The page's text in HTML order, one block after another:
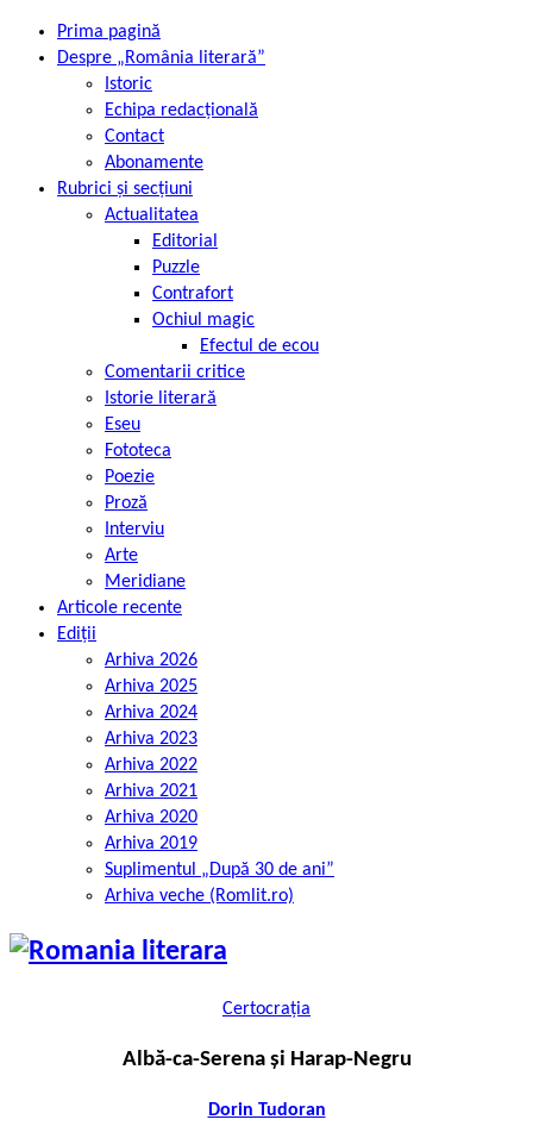
Prima pagină
Despre „România literară”
Istoric
Echipa redacțională
Contact
Abonamente
Rubrici și secțiuni
Actualitatea
Editorial
Puzzle
Contrafort
Ochiul magic
Efectul de ecou
Comentarii critice
Istorie literară
Eseu
Fototeca
Poezie
Proză
Interviu
Arte
Meridiane
Articole recente
Ediții
Arhiva 2026
Arhiva 2025
Arhiva 2024
Arhiva 2023
Arhiva 2022
Arhiva 2021
Arhiva 2020
Arhiva 2019
Suplimentul „După 30 de ani”
Arhiva veche (Romlit.ro)
Certocrația
Albă-ca-Serena și Harap-Negru
Dorin Tudoran